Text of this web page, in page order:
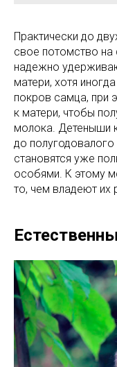
Практически до
свое потомство
надежно
матери, хотя
покров самца, при
к матери, чтобы
молока. Детеныши
до полугодовалого
становятся уже
особями. К этому
то, чем владеют их